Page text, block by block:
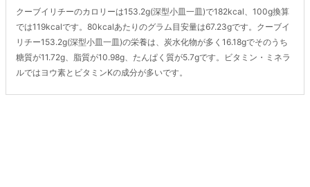
クーブイリチーのカロリーは153.2g(深型小皿一皿)で182kcal、100g換算
では119kcalです。80kcalあたりのグラム目安量は67.23gです。クーブイ
リチー153.2g(深型小皿一皿)の栄養は、炭水化物が多く16.18gでそのうち
糖質が11.72g、脂質が10.98g、たんぱく質が5.7gです。ビタミン・ミネラ
ルではヨウ素とビタミンKの成分が多いです。